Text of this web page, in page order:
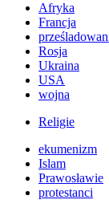
Afryka
Francja
Rosja
Ukraina
USA
wojna
Religie
ekumenizm
Islam
Prawosławie
protestanci